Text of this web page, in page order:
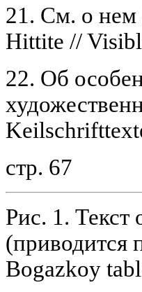
21. См. о нем
Hittite //
22. Об
стр. 67
Рис. 1. Текст
(приводится
Bogazkoy